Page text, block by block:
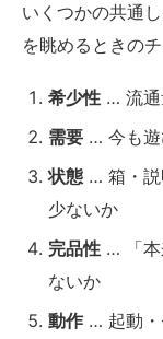
いくつかの共通
を眺めるときの
希少性 … 流通
需要 … 今も遊
状態 … 箱・説
少ないか
完品性 … 「本
ないか
動作 … 起動・